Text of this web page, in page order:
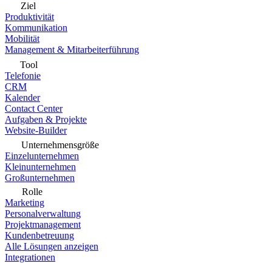
Ziel
Produktivität
Kommunikation
Mobilität
Management & Mitarbeiterführung
Tool
Telefonie
CRM
Kalender
Contact Center
Aufgaben & Projekte
Website-Builder
Unternehmensgröße
Einzelunternehmen
Kleinunternehmen
Großunternehmen
Rolle
Marketing
Personalverwaltung
Projektmanagement
Kundenbetreuung
Alle Lösungen anzeigen
Integrationen